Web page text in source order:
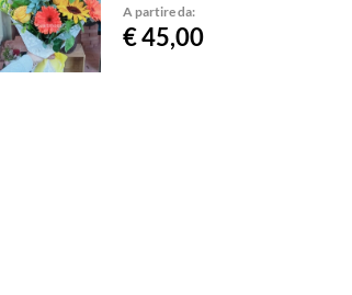
A partire da:
€ 45,00